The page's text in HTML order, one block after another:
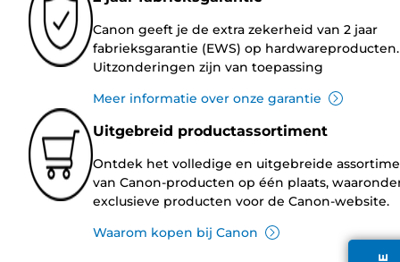
Canon geeft je de extra zekerheid van 2 jaar
fabrieksgarantie (EWS) op hardwareproducten.
Uitzonderingen zijn van toepassing
Meer informatie over onze garantie
Uitgebreid productassortiment
Ontdek het volledige en uitgebreide
van Canon-producten op één plaats,
exclusieve producten voor de Canon-website.
Waarom kopen bij Canon